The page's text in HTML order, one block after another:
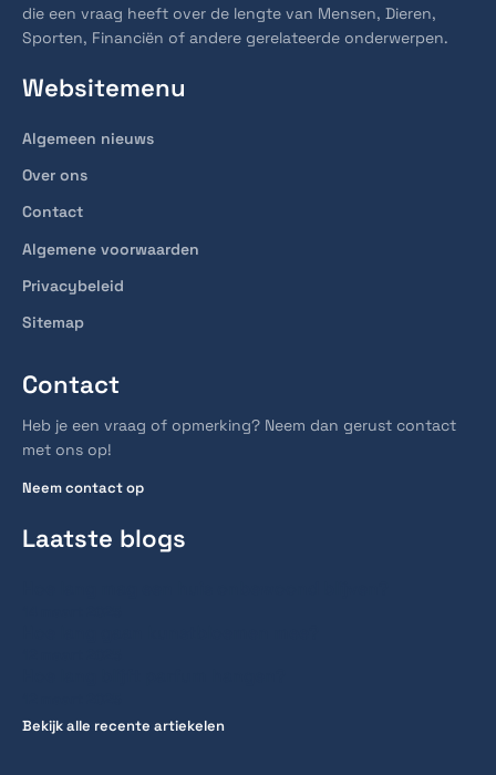
die een vraag heeft over de lengte van Mensen, Dieren,
Sporten, Financiën of andere gerelateerde onderwerpen.
Websitemenu
Algemeen nieuws
Over ons
Contact
Algemene voorwaarden
Privacybeleid
Sitemap
Contact
Heb je een vraag of opmerking? Neem dan gerust contact
met ons op!
Neem contact op
Laatste blogs
Bekijk alle recente artiekelen